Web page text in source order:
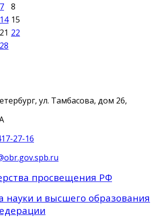
7
8
14 15
21 22
28
ул. Тамбасова, дом 26,
27-16
просвещения РФ
науки и высшего образования